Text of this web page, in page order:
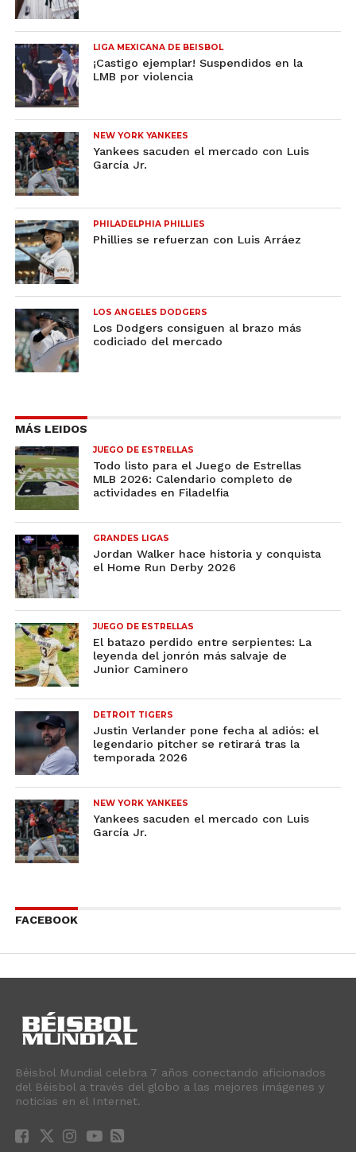
LIGA MEXICANA DE BEISBOL
¡Castigo ejemplar! Suspendidos en la
LMB por violencia
NEW YORK YANKEES
Yankees sacuden el mercado con Luis
García Jr.
PHILADELPHIA PHILLIES
Phillies se refuerzan con Luis Arráez
LOS ANGELES DODGERS
Los Dodgers consiguen al brazo más
codiciado del mercado
MÁS LEIDOS
JUEGO DE ESTRELLAS
Todo listo para el Juego de Estrellas
MLB 2026: Calendario completo de
actividades en Filadelfia
GRANDES LIGAS
Jordan Walker hace historia y conquista
el Home Run Derby 2026
JUEGO DE ESTRELLAS
El batazo perdido entre serpientes: La
leyenda del jonrón más salvaje de
Junior Caminero
DETROIT TIGERS
Justin Verlander pone fecha al adiós: el
legendario pitcher se retirará tras la
temporada 2026
NEW YORK YANKEES
Yankees sacuden el mercado con Luis
García Jr.
FACEBOOK
Béisbol Mundial celebra 7 años conectando aficionados
del Béisbol a través del globo a las mejores imágenes y
noticias en el Internet.